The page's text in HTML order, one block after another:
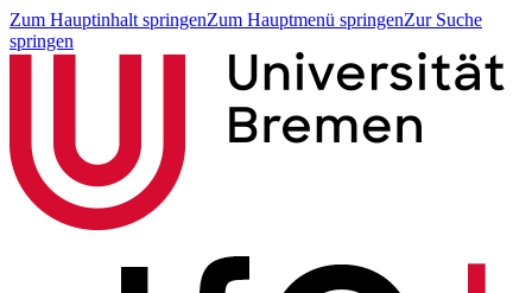
Zum Hauptinhalt springenZum Hauptmenü springenZur Suche
springen